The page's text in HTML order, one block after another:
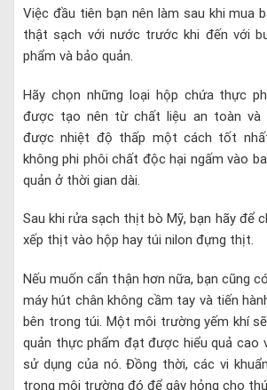
Việc đầu tiên bạn nên làm sau khi mua
thật sạch với nước trước khi đến với
phẩm và bảo quản.
Hãy chọn những loại hộp chứa thực
được tạo nên từ chất liệu an toàn và
được nhiệt độ thấp một cách tốt
không phi phôi chất độc hại ngấm vào
quản ở thời gian dài.
Sau khi rửa sạch thịt bò Mỹ, bạn hãy để
xếp thịt vào hộp hay túi nilon đựng thịt.
Nếu muốn cẩn thận hơn nữa, bạn cũng
máy hút chân không cầm tay và tiến
bên trong túi. Một môi trường yếm khí
quản thực phẩm đạt được hiểu quả cao
sử dụng của nó. Đồng thời, các vi
trong môi trường đó để gây hỏng cho